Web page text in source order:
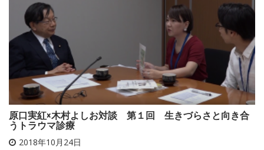
原口実紅×木村よしお対談 第１回 生きづらさと向き合
うトラウマ診療
2018年10月24日